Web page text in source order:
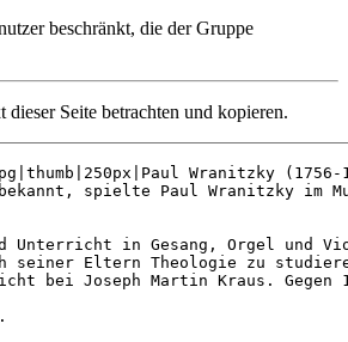
beschränkt, die der Gruppe
Seite betrachten und kopieren.